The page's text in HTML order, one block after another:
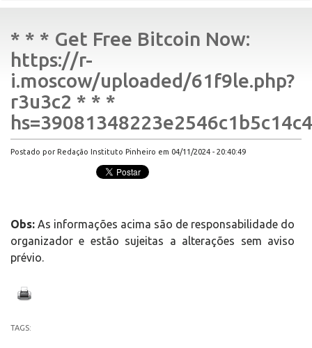
* * * Get Free Bitcoin Now:
https://r-
i.moscow/uploaded/61f9le.php?
r3u3c2 * * *
Postado por Redação Instituto Pinheiro em 04/11/2024 - 20:40:49
Obs: As informações acima são de responsabilidade do
organizador e estão sujeitas a alterações sem aviso
prévio.
TAGS: